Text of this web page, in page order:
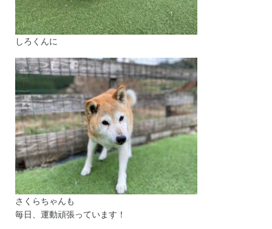
しろくんに
さくらちゃんも
毎日、運動頑張っています！